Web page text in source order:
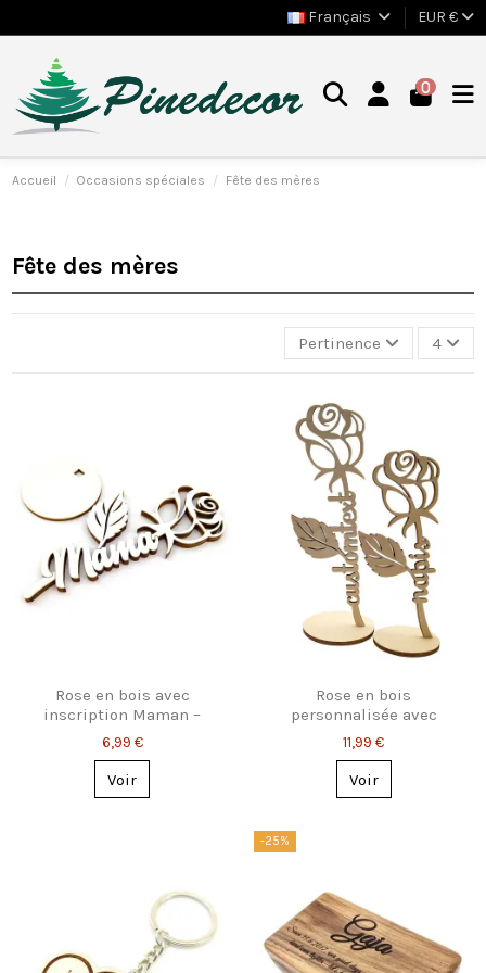
Français EUR €
0
Accueil Occasions spéciales Fête des mères
Fête des mères
Pertinence 4
Rose en bois avec
inscription Maman –
Cadeau durable et tendre
6,99 €
Voir
Rose en bois
personnalisée avec
prénom – Cadeau original
11,99 €
Voir
-25%